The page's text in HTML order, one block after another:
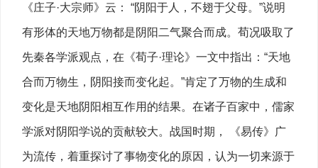
《庄子·大宗师》云： “阴阳于人，不翅于父母。”说明
有形体的天地万物都是阴阳二气聚合而成。荀况吸取了
先秦各学派观点，在《荀子·理论》一文中指出：“天地
合而万物生，阴阳接而变化起。”肯定了万物的生成和
变化是天地阴阳相互作用的结果。在诸子百家中，儒家
学派对阴阳学说的贡献较大。战国时期， 《易传》广
为流传，着重探讨了事物变化的原因，认为一切来源于